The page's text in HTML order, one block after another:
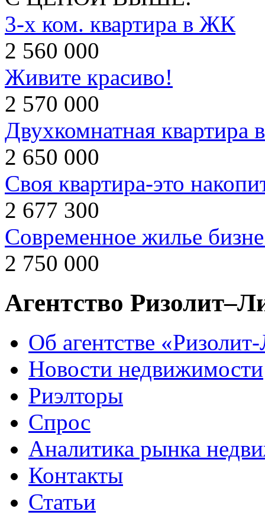
3-х ком. квартира в ЖК
2 560 000
Живите красиво!
2 570 000
Двухкомнатная
2 650 000
Своя квартира-это
2 677 300
Современное жилье
2 750 000
Агентство
Об агентстве
Новости недвижимости
Риэлторы
Спрос
Аналитика рынка
Контакты
Статьи